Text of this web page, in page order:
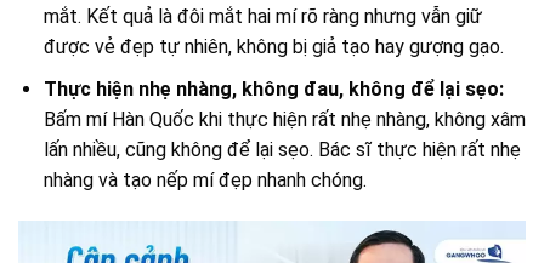
mắt. Kết quả là đôi mắt hai mí rõ ràng nhưng vẫn giữ
được vẻ đẹp tự nhiên, không bị giả tạo hay gượng gạo.
Thực hiện nhẹ nhàng, không đau, không để lại sẹo:
Bấm mí Hàn Quốc khi thực hiện rất nhẹ nhàng, không xâm
lấn nhiều, cũng không để lại sẹo. Bác sĩ thực hiện rất nhẹ
nhàng và tạo nếp mí đẹp nhanh chóng.